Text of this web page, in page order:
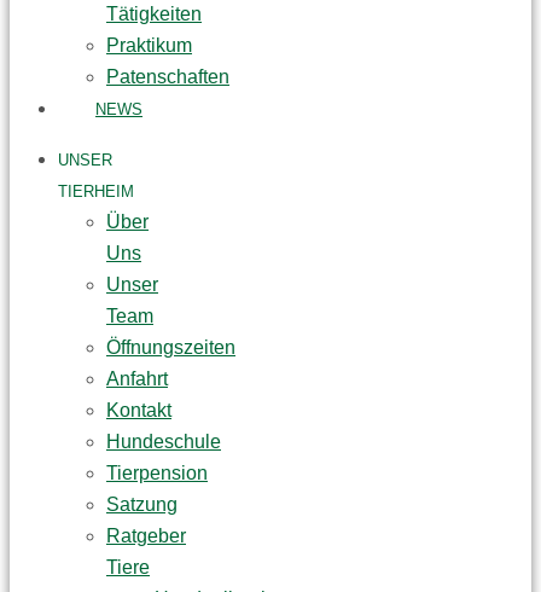
Tätigkeiten
Praktikum
Patenschaften
NEWS
UNSER
TIERHEIM
Über
Uns
Unser
Team
Öffnungszeiten
Anfahrt
Kontakt
Hundeschule
Tierpension
Satzung
Ratgeber
Tiere